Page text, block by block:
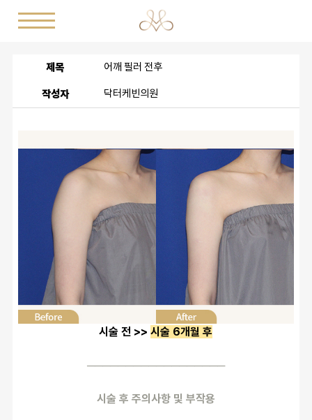
제목 어깨 필러 전후
작성자 닥터케빈의원
시술 전 >> 시술 6개월 후
──────────────────
시술 후 주의사항 및 부작용